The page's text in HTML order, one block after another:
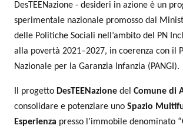
DesTEENazione - desideri in azione è un
sperimentale nazionale promosso dal
delle Politiche Sociali nell’ambito del PN
alla povertà 2021–2027, in coerenza con il
Nazionale per la Garanzia Infanzia (PANGI).
Il progetto DesTEENazione del Comune di
consolidare e potenziare uno Spazio
Esperienza presso l’immobile denominato “